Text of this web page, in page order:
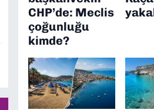
CHP’de: Meclis
çoğunluğu
kimde?